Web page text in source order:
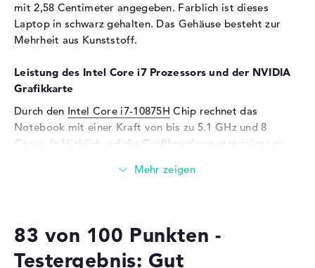
Soundkarte
Smart AMP
Mikrofon
Eingabegeräte
Eingabegeräte
Tastatur
Tastatur
Beleuchtet (hintergrund)
Gigabit Ethernet
802.11b, 802.11g, 802.11n
Bluetooth
Bluetooth 5
mit 2,58 Centimeter angegeben. Farblich ist dieses
Laptop in schwarz gehalten. Das Gehäuse besteht zur
Mehrheit aus Kunststoff.
Leistung des Intel Core i7 Prozessors und der NVIDIA
Grafikkarte
Durch den Intel Core i7-10875H Chip rechnet das
Notebook mit einer Kraft von bis zu 5.1 GHz und 8
Cores. In Hinblick auf die Grafikperformance zeigt uns
GeForce RTX 2070 SuperEinheit mit 8 GB
Wieviel Speicher hat das ASUS ROG Strix G17
G712LWS-EV120?
83 von 100 Punkten -
Testergebnis: Gut